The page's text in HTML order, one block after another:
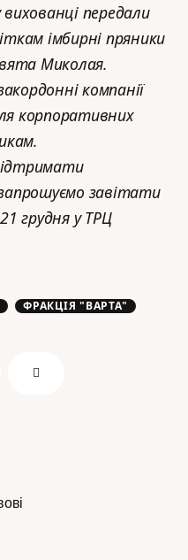
вихованці передали
імбирні пряники
Миколая.
компанії
корпоративних
завітати
грудня у ТРЦ
ФРАКЦІЯ "ВАРТА"